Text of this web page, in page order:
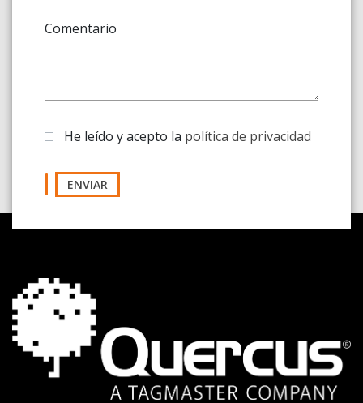
Comentario
He leído y acepto la política de privacidad
ENVIAR